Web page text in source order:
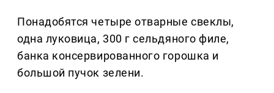
Понадобятся четыре отварные свеклы,
одна луковица, 300 г сельдяного филе,
банка консервированного горошка и
большой пучок зелени.